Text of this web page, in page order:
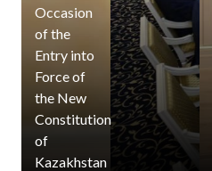
Occasion
of the
Entry into
Force of
the New
Constitution
of
Kazakhstan